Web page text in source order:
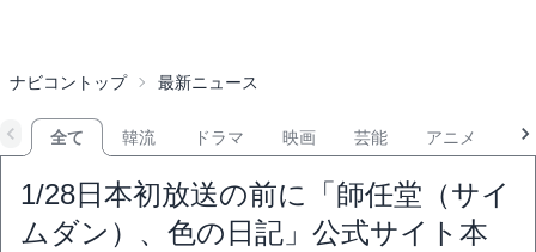
ナビコントップ 最新ニュース
全て 韓流 ドラマ 映画 芸能 アニメ
1/28日本初放送の前に「師任堂（サイ
ムダン）、色の日記」公式サイト本